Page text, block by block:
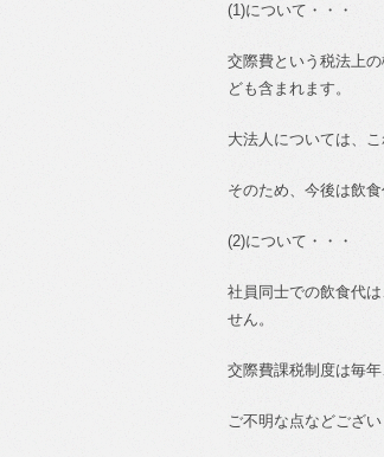
(1)について・・・
交際費という税法上
ども含まれます。
大法人については、
そのため、今後は飲
(2)について・・・
社員同士での飲食代
せん。
交際費課税制度は毎
ご不明な点などござ